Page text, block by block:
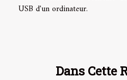
USB d'un ordinateur.
Dans Cette